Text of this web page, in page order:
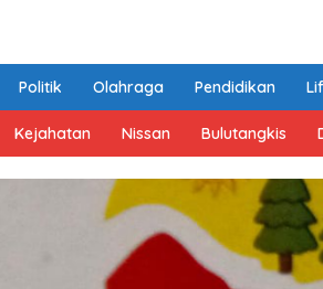
Politik Olahraga Pendidikan
Kejahatan Nissan Bulutangkis